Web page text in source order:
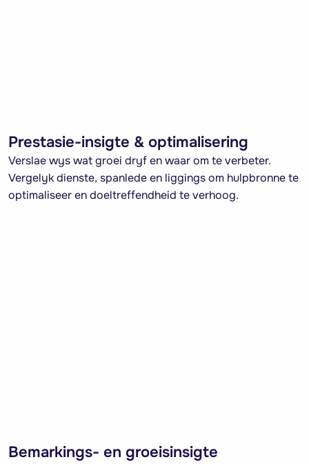
Prestasie-insigte & optimalisering
Verslae wys wat groei dryf en waar om te verbeter.
Vergelyk dienste, spanlede en liggings om hulpbronne te
optimaliseer en doeltreffendheid te verhoog.
Bemarkings- en groeisinsigte